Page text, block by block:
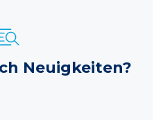
Neuigkeiten?